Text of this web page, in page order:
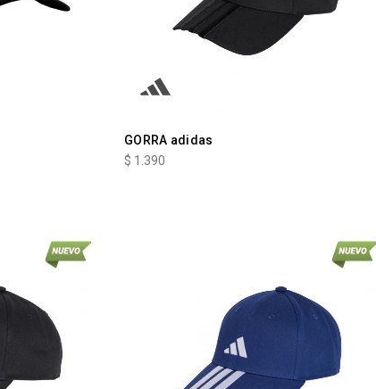
GORRA adidas
$ 1.390